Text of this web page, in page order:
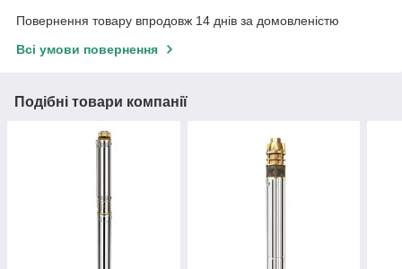
Повернення товару впродовж 14 днів за домовленістю
Всі умови повернення
Подібні товари компанії